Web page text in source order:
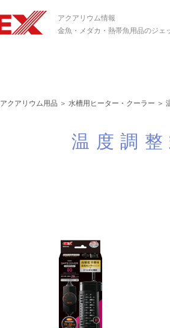
アクアリウム情報
金魚・メダカ・熱帯魚用品のジェ
アクアリウム用品 ＞ 水槽用ヒーター・クーラー ＞
温度調